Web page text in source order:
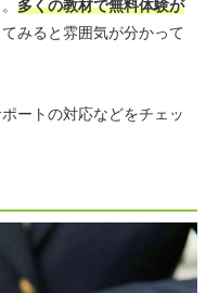
多くの教材で無料体験が
みると雰囲気が分かって
ートの対応などをチェッ